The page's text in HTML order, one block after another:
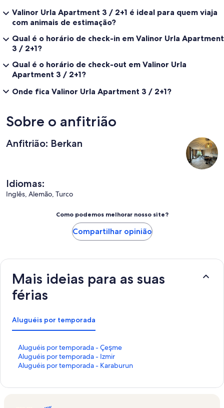
Valinor Urla Apartment 3 / 2+1 é ideal para quem viaja
com animais de estimação?
Qual é o horário de check-in em Valinor Urla Apartment
3 / 2+1?
Qual é o horário de check-out em Valinor Urla
Apartment 3 / 2+1?
Onde fica Valinor Urla Apartment 3 / 2+1?
Sobre o anfitrião
Anfitrião: Berkan
Idiomas:
Inglês, Alemão, Turco
Como podemos melhorar nosso site?
Compartilhar opinião
Mais ideias para as suas
férias
Aluguéis por temporada
Aluguéis por temporada - Çeşme
L
i
n
Aluguéis por temporada - Izmir
L
iAluguéis por temporada - Karaburun
L